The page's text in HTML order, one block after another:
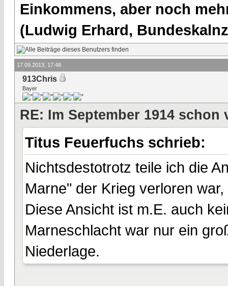
Einkommens, aber noch
(Ludwig Erhard,
17.09.2013, 17:48
913Chris
Bayer
RE: Im September 1914 schon
Titus Feuerfuchs schrieb:
Nichtsdestotrotz teile ich die
Marne" der Krieg verloren war,
Diese Ansicht ist m.E. auch
Marneschlacht war nur ein
Niederlage.